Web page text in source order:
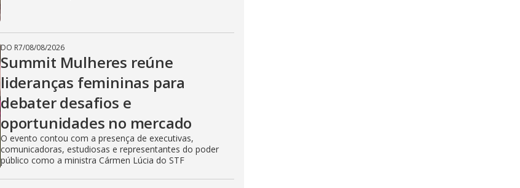
DO R7/08/08/2026
Summit Mulheres reúne
lideranças femininas para
debater desafios e
oportunidades no mercado
O evento contou com a presença de executivas,
comunicadoras, estudiosas e representantes do poder
público como a ministra Cármen Lúcia do STF